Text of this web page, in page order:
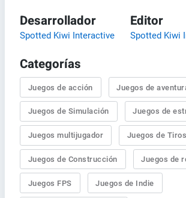
Desarrollador
Spotted Kiwi Interactive
Editor
Spotted Kiwi
Categorías
Juegos de acción Juegos de
Juegos de Simulación Juegos de
Juegos multijugador Juegos de Tiros
Juegos de Construcción Juegos de
Juegos FPS Juegos de Indie